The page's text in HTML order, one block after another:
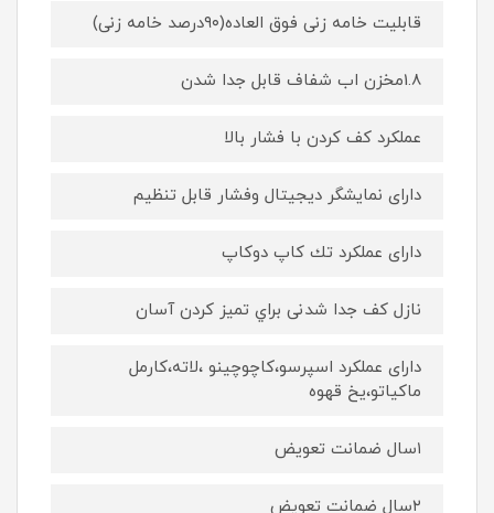
قابليت خامه زنى فوق العاده(٩٠درصد خامه زنى)
1.8مخزن اب شفاف قابل جدا شدن
عملكرد كف كردن با فشار بالا
داراى نمايشگر ديجيتال وفشار قابل تنظيم
داراى عملكرد تك كاپ دوكاپ
نازل كف جدا شدنى براي تميز كردن آسان
داراى عملكرد اسپرسو،كاچوچينو ،لاته،كارمل
ماكياتو،يخ قهوه
١سال ضمانت تعويض
٢سال ضمانت تعويض